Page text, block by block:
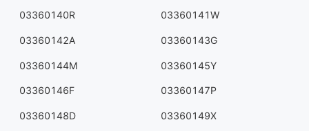
03360140R 03360141W
03360142A 03360143G
03360144M 03360145Y
03360146F 03360147P
03360148D 03360149X